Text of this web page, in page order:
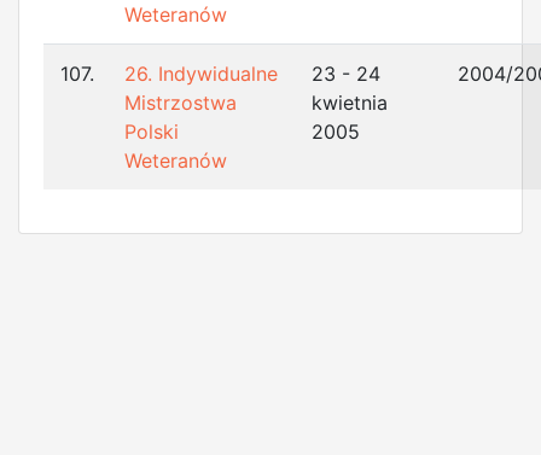
Weteranów
107.
26. Indywidualne
Mistrzostwa
Polski
Weteranów
23 - 24
kwietnia
2005
2004/